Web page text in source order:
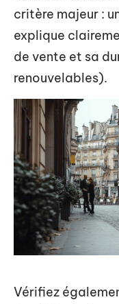
critère majeur :
explique
de vente et sa
renouvelables).
Vérifiez